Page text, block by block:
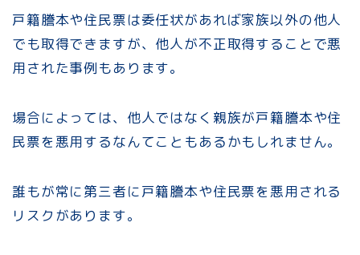
戸籍謄本や住民票は委任状があれば家族以外の他人
でも取得できますが、他人が不正取得することで悪
用された事例もあります。
場合によっては、他人ではなく親族が戸籍謄本や住
民票を悪用するなんてこともあるかもしれません。
誰もが常に第三者に戸籍謄本や住民票を悪用される
リスクがあります。